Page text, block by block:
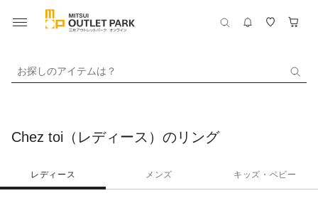
お探しのアイテムは？
Chez toi（レディース）のリング
レディース メンズ キッズ・ベビー